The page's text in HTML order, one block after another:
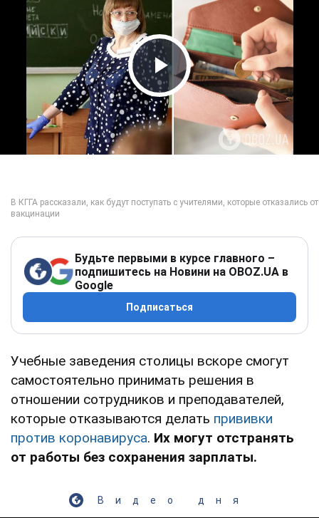
Play Video
Будьте первыми в курсе главного –
подпишитесь на Новини на OBOZ.UA в
Google
Подписаться
Учебные заведения столицы вскоре смогут
самостоятельно принимать решения в
отношении сотрудников и преподавателей,
которые отказываются делать прививки
против коронавируса. Их могут отстранять
от работы без сохранения зарплаты.
Видео дня